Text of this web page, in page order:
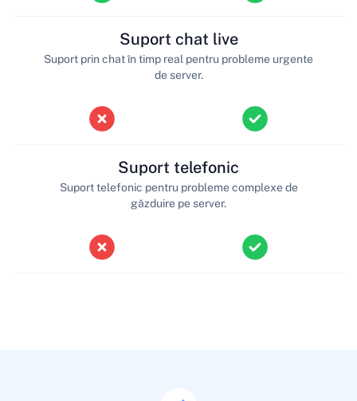
Suport chat live
Suport prin chat în timp real pentru probleme urgente
de server.
Suport telefonic
Suport telefonic pentru probleme complexe de
găzduire pe server.